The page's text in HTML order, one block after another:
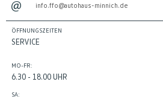
info.ffo@autohaus-minnich.de
ÖFFNUNGSZEITEN
SERVICE
MO-FR:
6.30 - 18.00 UHR
SA: